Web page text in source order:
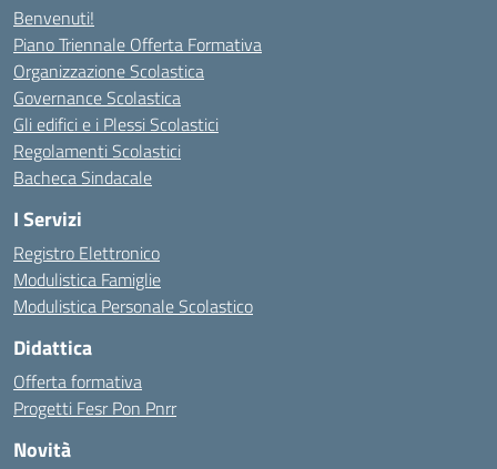
Benvenuti!
Piano Triennale Offerta Formativa
Organizzazione Scolastica
Governance Scolastica
Gli edifici e i Plessi Scolastici
Regolamenti Scolastici
Bacheca Sindacale
I Servizi
Registro Elettronico
Modulistica Famiglie
Modulistica Personale Scolastico
Didattica
Offerta formativa
Progetti Fesr Pon Pnrr
Novità